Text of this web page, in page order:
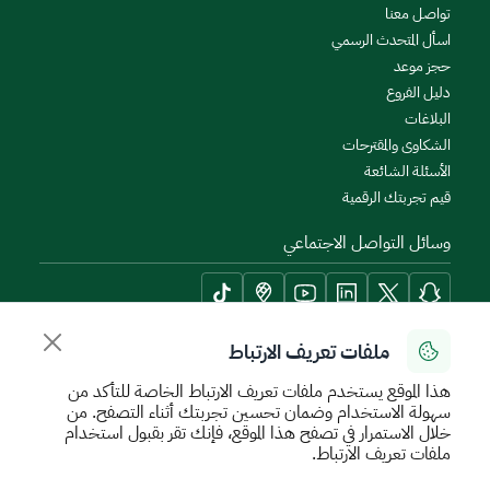
ملفات تعريف الارتباط
هذا الموقع يستخدم ملفات تعريف الارتباط الخاصة للتأكد من
سهولة الاستخدام وضمان تحسين تجربتك أثناء التصفح. من
خلال الاستمرار في تصفح هذا الموقع، فإنك تقر بقبول استخدام
ملفات تعريف الارتباط.
تواصل معنا
اسأل المتحدث الرسمي
حجز موعد
دليل الفروع
البلاغات
الشكاوى والمقترحات
الأسئلة الشائعة
قيم تجربتك الرقمية
وسائل التواصل الاجتماعي
أدوات الإتاحة وامكانية الوصول